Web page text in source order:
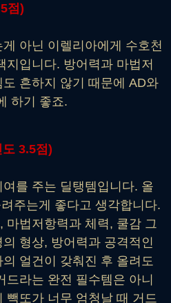
점)
아닌 이렐리아에게 수호천
지입니다. 방어력과 마법저
흔하지 않기 때문에 AD와
하기 좋죠.
도 3.5점)
를 주는 딜탱템입니다. 올
주는게 좋다고 생각합니다.
마법저항력과 체력, 쿨감 그
형상, 방어력과 공격적인
얼건이 갖춰진 후 올려도
드라는 완전 필수템은 아니
빽또가 너무 엄청날 때 거드